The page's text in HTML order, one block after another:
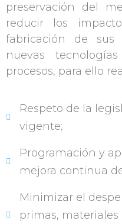
preservación del
reducir los
fabricación de sus
nuevas
procesos, para ello
Respeto de la
vigente;
Programación y
mejora continua
Minimizar el
primas, materiales